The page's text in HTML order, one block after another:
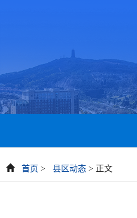
首页 > 县区动态 > 正文